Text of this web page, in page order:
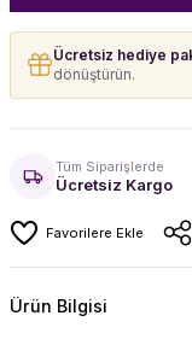
Ücretsiz hediye
dönüştürün.
Tüm Siparişlerde
Ücretsiz Kargo
Ürün Bilgisi